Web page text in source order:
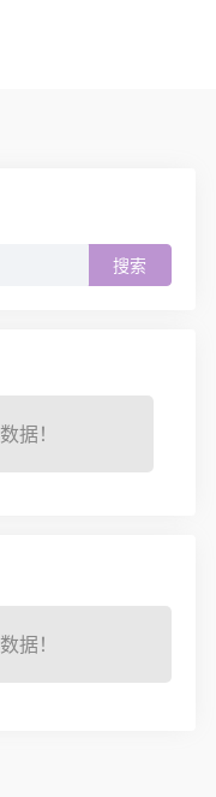
据！
据！